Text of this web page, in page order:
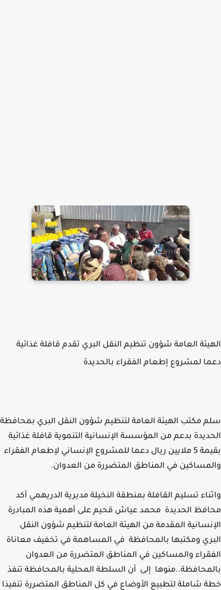
العامة شؤون تنظيم النقل البري تقدم قافلة غذائية
لمشروع إطعام الفقراء بالحديدة
مكتب الهيئة العامة لتنظيم شؤون النقل البري بمحافظة
بدعم من المؤسسة الإنسانية التنموية قافلة غذائية
بقيمة 5 ملايين ريال دعما للمشروع الإنساني لإطعام الفقراء
في المناطق المتضررة من العدوان.
تسليم القافلة بمنطقة النخيلة مديرية الدريهمي أكد
الحديدة محمد عياش قحيم على أهمية هذه المبادرة
المقدمة من الهيئة العامة لتنظيم شؤون النقل
ومكتبها بالمحافظة في المساهمة في تخفيف معاناة
والمساكين في المناطق المتضررة من العدوان
إلى أن السلطة المحلية بالمحافظة تنفذ
شاملة لتطبيع الأوضاع في كل المناطق المتضررة تنفيذا